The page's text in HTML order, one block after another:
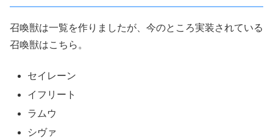
召喚獣は一覧を作りましたが、今のところ実装されている
召喚獣はこちら。
セイレーン
イフリート
ラムウ
シヴァ